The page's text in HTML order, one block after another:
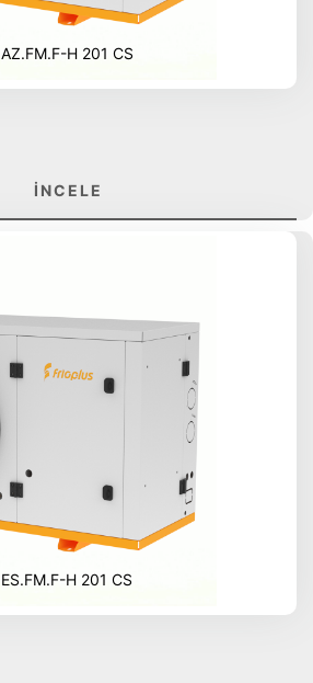
AZ.FM.F-H 201 CS
İNCELE
ES.FM.F-H 201 CS